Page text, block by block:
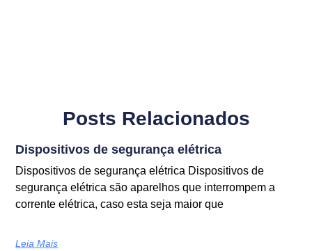
Posts Relacionados
Dispositivos de segurança elétrica
Dispositivos de segurança elétrica Dispositivos de
segurança elétrica são aparelhos que interrompem a
corrente elétrica, caso esta seja maior que
Leia Mais